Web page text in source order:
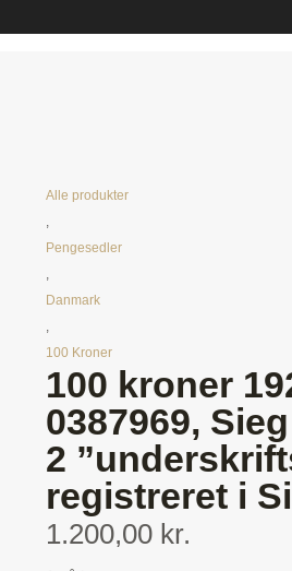
Alle produkter
,
Pengesedler
,
Danmark
,
100 Kroner
100 kroner
0387969,
2
registreret i
1.200,00 kr.